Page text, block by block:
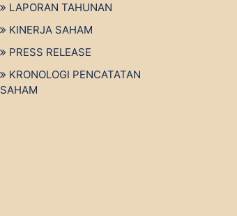
LAPORAN TAHUNAN
KINERJA SAHAM
PRESS RELEASE
KRONOLOGI PENCATATAN
SAHAM